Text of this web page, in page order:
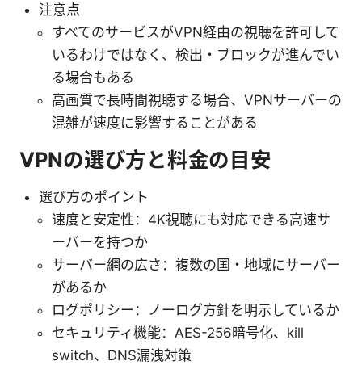
注意点
すべてのサービスがVPN経由の視聴を許可して
いるわけではなく、検出・ブロックが進んでい
る場合もある
高画質で長時間視聴する場合、VPNサーバーの
混雑が速度に影響することがある
VPNの選び方と料金の目安
選び方のポイント
速度と安定性：4K視聴にも対応できる高速サ
ーバーを持つか
サーバー網の広さ：複数の国・地域にサーバー
があるか
ログポリシー：ノーログ方針を明示しているか
セキュリティ機能：AES-256暗号化、kill
switch、DNS漏洩対策